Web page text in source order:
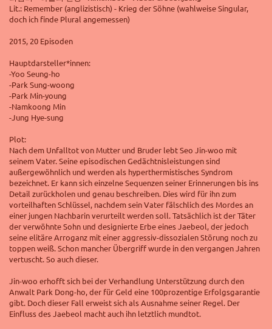
Lit.: Remember (anglizistisch) - Krieg der Söhne (wahlweise Singular,
doch ich finde Plural angemessen)
2015, 20 Episoden
Hauptdarsteller*innen:
-Yoo Seung-ho
-Park Sung-woong
-Park Min-young
-Namkoong Min
-Jung Hye-sung
Plot:
Nach dem Unfalltot von Mutter und Bruder lebt Seo Jin-woo mit
seinem Vater. Seine episodischen Gedächtnisleistungen sind
außergewöhnlich und werden als hyperthermistisches Syndrom
bezeichnet. Er kann sich einzelne Sequenzen seiner Erinnerungen bis ins
Detail zurückholen und genau beschreiben. Dies wird für ihn zum
vorteilhaften Schlüssel, nachdem sein Vater fälschlich des Mordes an
einer jungen Nachbarin verurteilt werden soll. Tatsächlich ist der Täter
der verwöhnte Sohn und designierte Erbe eines Jaebeol, der jedoch
seine elitäre Arroganz mit einer aggressiv-dissozialen Störung noch zu
toppen weiß. Schon mancher Übergriff wurde in den vergangen Jahren
vertuscht. So auch dieser.
Jin-woo erhofft sich bei der Verhandlung Unterstützung durch den
Anwalt Park Dong-ho, der für Geld eine 100prozentige Erfolgsgarantie
gibt. Doch dieser Fall erweist sich als Ausnahme seiner Regel. Der
Einfluss des Jaebeol macht auch ihn letztlich mundtot.